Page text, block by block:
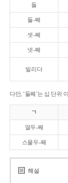
돌
둘-째
셋-째
넷-째
빌리다
다만, ‘둘째’는 십 단위
ㄱ
열두-째
스물두-째
해설